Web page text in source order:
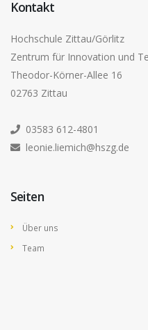
Kontakt
Hochschule Zittau/Görlitz
Zentrum für Innovation und
Theodor-Körner-Allee 16
02763 Zittau
03583 612-4801
leonie.liemich@hszg.de
Seiten
Über uns
Team